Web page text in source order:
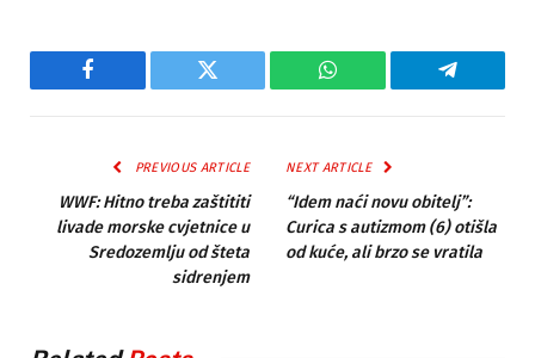
Facebook Twitter WhatsApp Telegram
PREVIOUS ARTICLE
WWF: Hitno treba zaštititi
livade morske cvjetnice u
Sredozemlju od šteta
sidrenjem
NEXT ARTICLE
“Idem naći novu obitelj”:
Curica s autizmom (6) otišla
od kuće, ali brzo se vratila